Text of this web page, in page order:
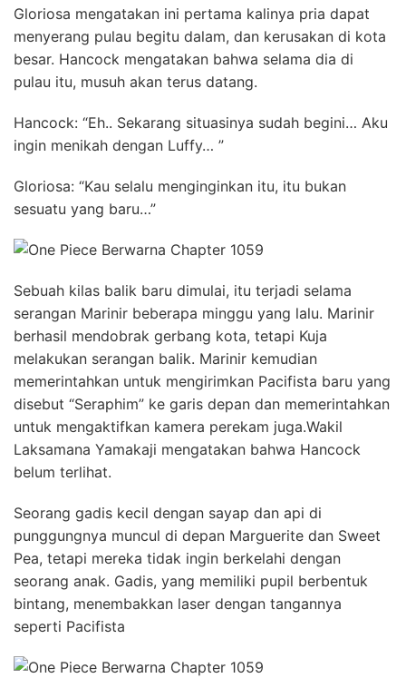
Gloriosa mengatakan ini pertama kalinya pria dapat
menyerang pulau begitu dalam, dan kerusakan di kota
besar. Hancock mengatakan bahwa selama dia di
pulau itu, musuh akan terus datang.
Hancock: “Eh.. Sekarang situasinya sudah begini… Aku
ingin menikah dengan Luffy… ”
Gloriosa: “Kau selalu menginginkan itu, itu bukan
sesuatu yang baru…”
Sebuah kilas balik baru dimulai, itu terjadi selama
serangan Marinir beberapa minggu yang lalu. Marinir
berhasil mendobrak gerbang kota, tetapi Kuja
melakukan serangan balik. Marinir kemudian
memerintahkan untuk mengirimkan Pacifista baru yang
disebut “Seraphim” ke garis depan dan memerintahkan
untuk mengaktifkan kamera perekam juga.Wakil
Laksamana Yamakaji mengatakan bahwa Hancock
belum terlihat.
Seorang gadis kecil dengan sayap dan api di
punggungnya muncul di depan Marguerite dan Sweet
Pea, tetapi mereka tidak ingin berkelahi dengan
seorang anak. Gadis, yang memiliki pupil berbentuk
bintang, menembakkan laser dengan tangannya
seperti Pacifista